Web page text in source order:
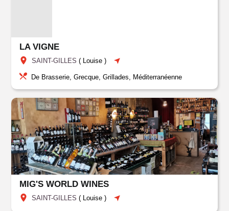
LA VIGNE
SAINT-GILLES ( Louise )
De Brasserie, Grecque, Grillades, Méditerranéenne
MIG'S WORLD WINES
SAINT-GILLES ( Louise )